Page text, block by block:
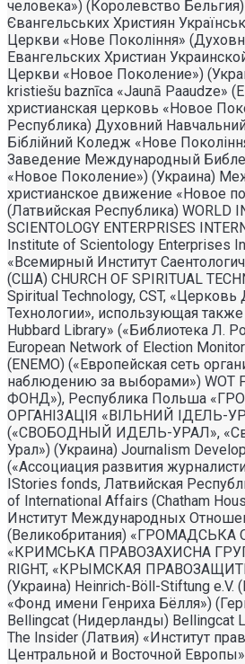
человека») (Королевство
Євангельських Християн
Церкви «Нове Поколiння»
Евангельских Христиан
Церкви «Новое Поколение»)
kristiešu baznīca «Jaunā Paaudze»
христианская церковь «Новое
Республика) Духовний
Біблійний Коледж «Нове
Заведение Международный
«Новое Поколение») (Украина)
христианское движение «Новое
(Латвийская Республика) WORLD
SCIENTOLOGY ENTERPRISES
Institute of Scientology Enterprises
«Всемирный Институт
(США) CHURCH OF SPIRITUAL
Spiritual Technology, CST,
Технологии», использующая
Hubbard Library» («Библиотека Л.
European Network of Election
(ENEMO) («Европейская сеть
наблюдению за выборами») WOT
ФОНД»), Республика Польша
ОРГАНI3АЦIЯ «ВIЛЬНИЙ IДЕЛЬ-
(«СВОБОДНЫЙ ИДЕЛЬ-УРАЛ»,
Урал») (Украина) Journalism
(«Ассоциация развития
IStories fonds, Латвийская
of International Affairs (Chatham
Институт Международных
(Великобритания) «ГРОМАДСЬКА
«КРИМСЬКА ПРАВОЗАХИСНА
RIGHT, «КРЫМСКАЯ
(Украина) Heinrich-Böll-Stiftung e.V.
«Фонд имени Генриха Бёлля»)
Bellingcat (Нидерланды) Bellingcat
The Insider (Латвия) «Институт
Центральной и Восточной